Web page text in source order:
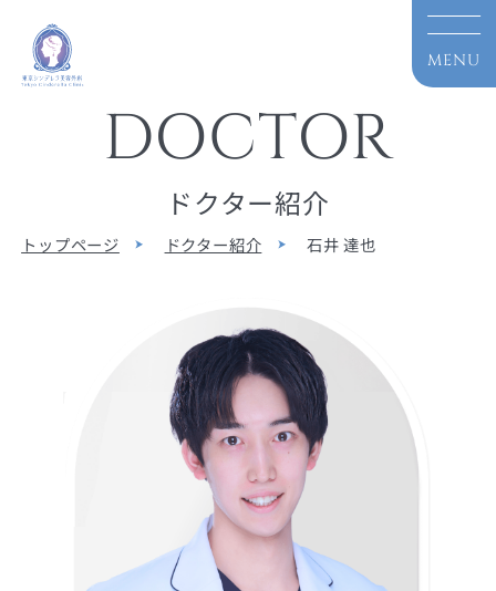
DOCTOR
ドクター紹介
トップページ ドクター紹介 石井 達也